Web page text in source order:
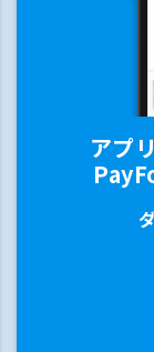
アプ